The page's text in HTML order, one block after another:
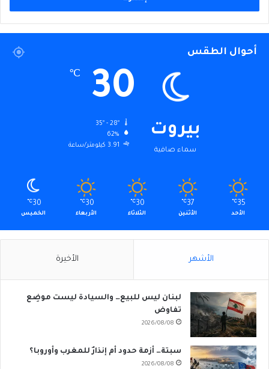
أحوال الطقس
بيروت
سماء صافية
30
℃
62%
3.91 كيلومتر/ساعة
35
℃
الأحد
37
℃
الأثنين
30
℃
الثلاثاء
30
℃
الأربعاء
30
℃
الخميس
الأشهر الأخيرة
لبنان ليس للبيع… والسيادة ليست موضِع
تفاوض
2026/08/08
سبتة… أزمة حدود أم إنذارٌ للمغرب وأوروبا؟
2026/08/08